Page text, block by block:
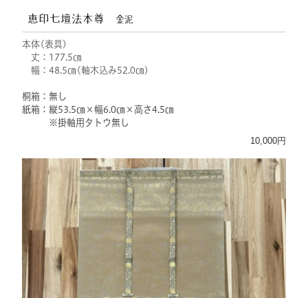
恵印七壇法本尊 金泥
本体(表具)
丈：177.5㎝
幅：48.5㎝(軸木込み52.0㎝)
桐箱：無し
紙箱：縦53.5㎝×幅6.0㎝×高さ4.5㎝
※掛軸用タトウ無し
10,000円